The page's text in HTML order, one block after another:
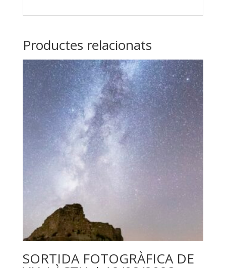
Productes relacionats
SORTIDA FOTOGRÀFICA DE